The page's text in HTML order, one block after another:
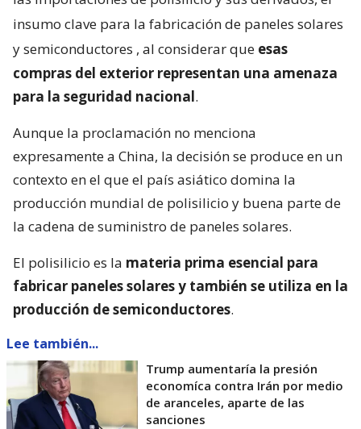
insumo clave para la fabricación de paneles solares
y semiconductores , al considerar que esas
compras del exterior representan una amenaza
para la seguridad nacional.
Aunque la proclamación no menciona
expresamente a China, la decisión se produce en un
contexto en el que el país asiático domina la
producción mundial de polisilicio y buena parte de
la cadena de suministro de paneles solares.
El polisilicio es la materia prima esencial para
fabricar paneles solares y también se utiliza en la
producción de semiconductores.
Lee también...
Trump aumentaría la presión
economíca contra Irán por medio
de aranceles, aparte de las
sanciones